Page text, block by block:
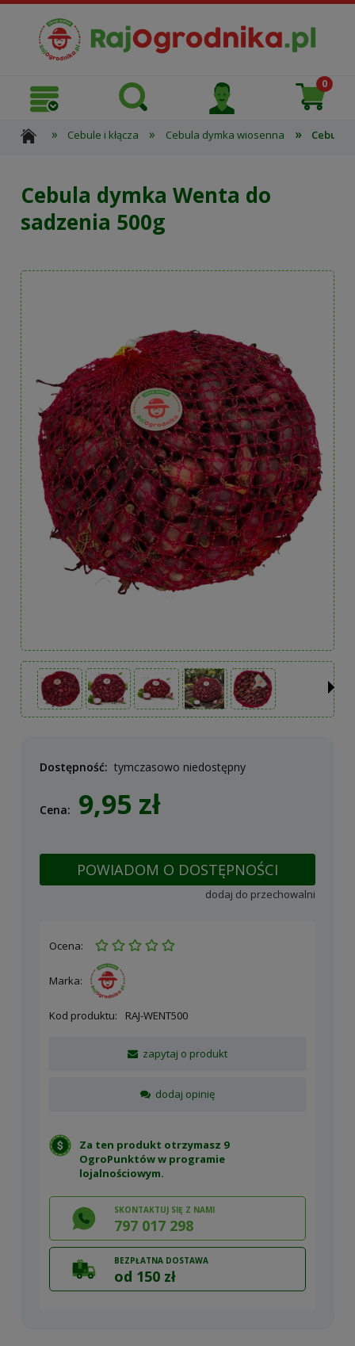
» Cebule i kłącza » Cebula dymka wiosenna » Cebula
Cebula dymka Wenta do
sadzenia 500g
Dostępność: tymczasowo niedostępny
Cena: 9,95 zł
POWIADOM O DOSTĘPNOŚCI
dodaj do przechowalni
Ocena:
Marka:
Kod produktu: RAJ-WENT500
zapytaj o produkt
dodaj opinię
Za ten produkt otrzymasz 9
OgroPunktów w programie
lojalnościowym.
SKONTAKTUJ SIĘ Z NAMI
797 017 298
BEZPŁATNA DOSTAWA
od 150 zł